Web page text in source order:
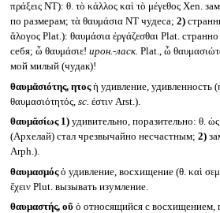
πράξεις NT): θ. τὸ κάλλος καὶ τὸ μέγεθος Xen.
по размерам; τὰ θαυμάσια NT чудеса; 2)
ἄλογος Plat.): θαυμάσια ἐργάζεσθαι Plat.
себя; ὦ θαυμάσιε! ирон.-ласк. Plat., ὦ
мой милый (чудак)!
θαυμᾰσιότης, ητοςἡ удивление, удивленность
θαυμασιότητός, sc. ἐστιν Arst.).
θαυμᾰσίως 1)удивительно, поразительно: θ. ὡς
(Архелай) стал чрезвычайно несчастным; 2)
Arph.).
θαυμασμόςὁ удивление, восхищение (θ. καὶ
ἔχειν Plut. вызывать изумление.
θαυμαστής, οῦὁ относящийся с восхищением,